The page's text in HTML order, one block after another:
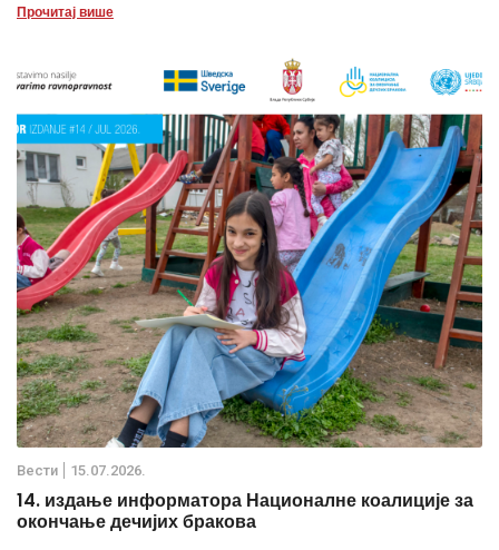
Прочитај више
Вести 15.07.2026.
14. издање информатора Националне коалиције за
окончање дечијих бракова